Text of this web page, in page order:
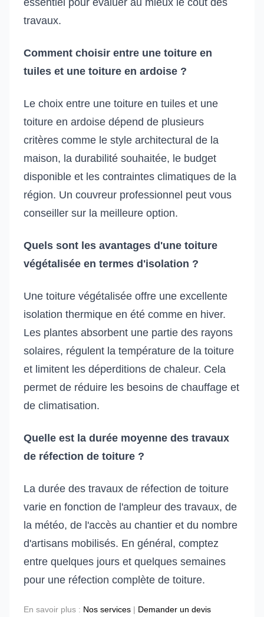
travaux.
Comment choisir entre une toiture en
tuiles et une toiture en ardoise ?
Le choix entre une toiture en tuiles et une
toiture en ardoise dépend de plusieurs
critères comme le style architectural de la
maison, la durabilité souhaitée, le budget
disponible et les contraintes climatiques de la
région. Un couvreur professionnel peut vous
conseiller sur la meilleure option.
Quels sont les avantages d'une toiture
végétalisée en termes d'isolation ?
Une toiture végétalisée offre une excellente
isolation thermique en été comme en hiver.
Les plantes absorbent une partie des rayons
solaires, régulent la température de la toiture
et limitent les déperditions de chaleur. Cela
permet de réduire les besoins de chauffage et
de climatisation.
Quelle est la durée moyenne des travaux
de réfection de toiture ?
La durée des travaux de réfection de toiture
varie en fonction de l'ampleur des travaux, de
la météo, de l'accès au chantier et du nombre
d'artisans mobilisés. En général, comptez
entre quelques jours et quelques semaines
pour une réfection complète de toiture.
En savoir plus : Nos services | Demander un devis